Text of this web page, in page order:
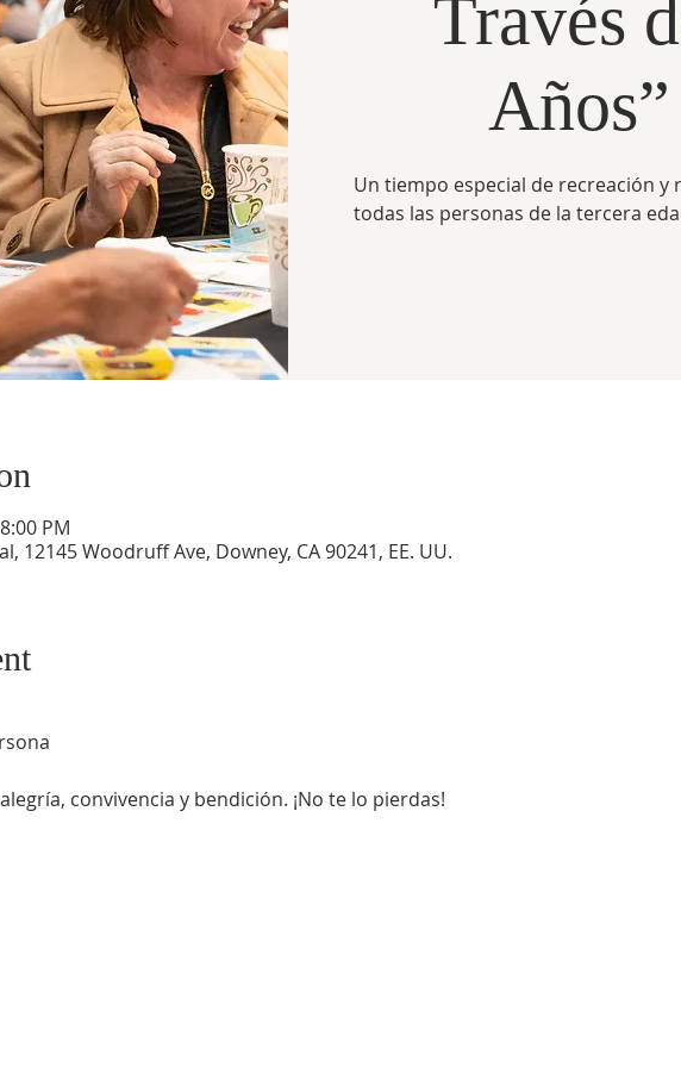
Través
Un tiempo especial de recreación
todas las personas de la tercera
PM
12145 Woodruff Ave, Downey, CA 90241, EE. UU.
convivencia y bendición. ¡No te lo pierdas!